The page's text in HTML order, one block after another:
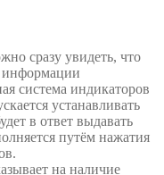
сразу увидеть, что
информации
система индикаторов
устанавливать
в ответ выдавать
путём нажатия
на наличие